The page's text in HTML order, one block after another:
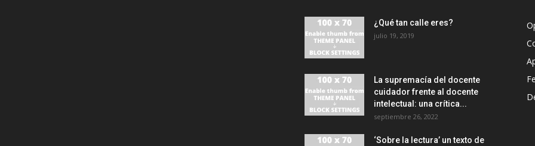
¿Qué tan calle eres?
julio 19, 2019
La supremacía del docente
cuidador frente al docente
intelectual: una crítica...
septiembre 26, 2022
‘Sobre la lectura’ un texto de